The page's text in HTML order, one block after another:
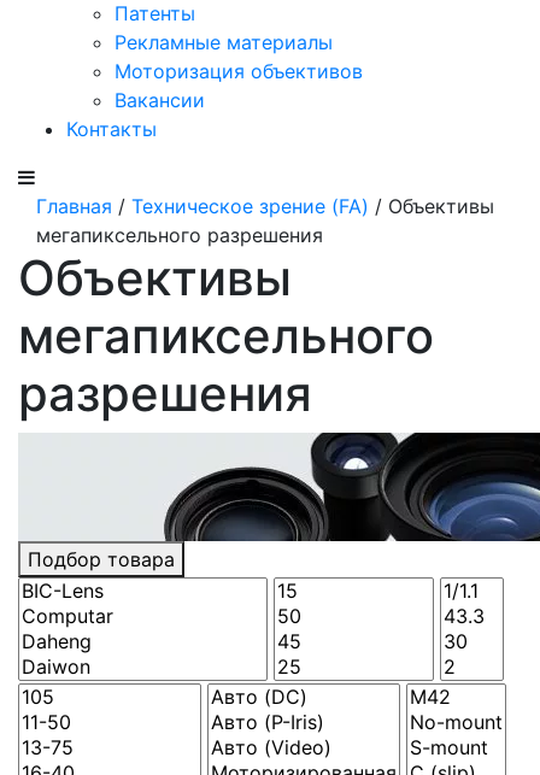
Патенты
Рекламные материалы
Моторизация объективов
Вакансии
Контакты
Главная / Техническое зрение (FA) / Объективы
мегапиксельного разрешения
Объективы
мегапиксельного
разрешения
Подбор товара